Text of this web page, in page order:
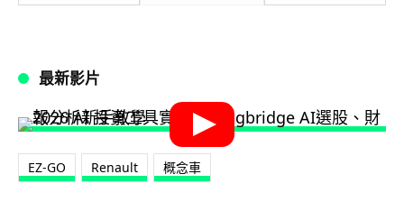
最新影片
EZ-GO Renault 概念車